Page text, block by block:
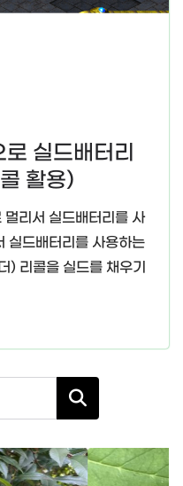
실드배터리
활용)
리서 실드배터리를 사
실드배터리를 사용하는
) 리콜을 실드를 채우기
검색